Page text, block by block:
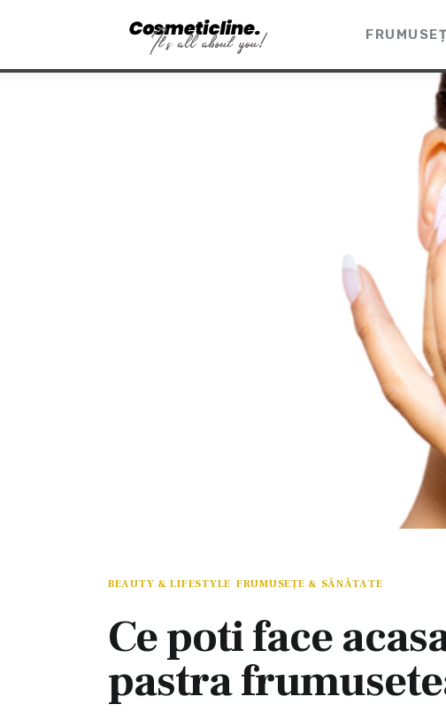
Frumusețe & Sănătate
Beauty & LifeStyle
BEAUTY & LIFESTYLE FRUMUSEȚE & SĂNĂTATE
Ce poti face
pastra